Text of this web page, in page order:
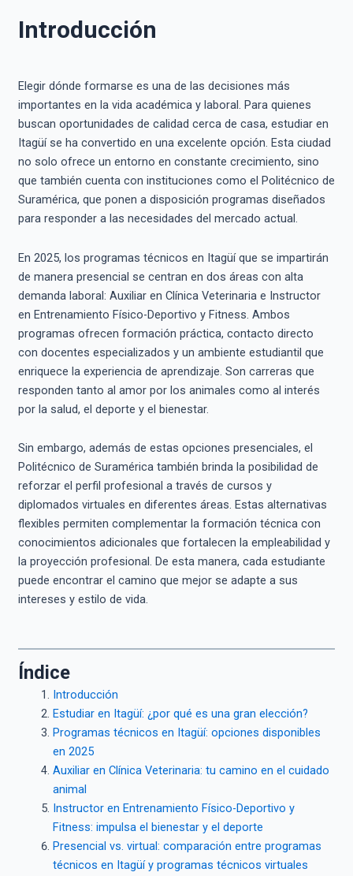
Introducción
Elegir dónde formarse es una de las decisiones más
importantes en la vida académica y laboral. Para quienes
buscan oportunidades de calidad cerca de casa, estudiar en
Itagüí se ha convertido en una excelente opción. Esta ciudad
no solo ofrece un entorno en constante crecimiento, sino
que también cuenta con instituciones como el Politécnico de
Suramérica, que ponen a disposición programas diseñados
para responder a las necesidades del mercado actual.
En 2025, los programas técnicos en Itagüí que se impartirán
de manera presencial se centran en dos áreas con alta
demanda laboral: Auxiliar en Clínica Veterinaria e Instructor
en Entrenamiento Físico-Deportivo y Fitness. Ambos
programas ofrecen formación práctica, contacto directo
con docentes especializados y un ambiente estudiantil que
enriquece la experiencia de aprendizaje. Son carreras que
responden tanto al amor por los animales como al interés
por la salud, el deporte y el bienestar.
Sin embargo, además de estas opciones presenciales, el
Politécnico de Suramérica también brinda la posibilidad de
reforzar el perfil profesional a través de cursos y
diplomados virtuales en diferentes áreas. Estas alternativas
flexibles permiten complementar la formación técnica con
conocimientos adicionales que fortalecen la empleabilidad y
la proyección profesional. De esta manera, cada estudiante
puede encontrar el camino que mejor se adapte a sus
intereses y estilo de vida.
Índice
Introducción
Estudiar en Itagüí: ¿por qué es una gran elección?
Programas técnicos en Itagüí: opciones disponibles
en 2025
Auxiliar en Clínica Veterinaria: tu camino en el cuidado
animal
Instructor en Entrenamiento Físico-Deportivo y
Fitness: impulsa el bienestar y el deporte
Presencial vs. virtual: comparación entre programas
técnicos en Itagüí y programas técnicos virtuales